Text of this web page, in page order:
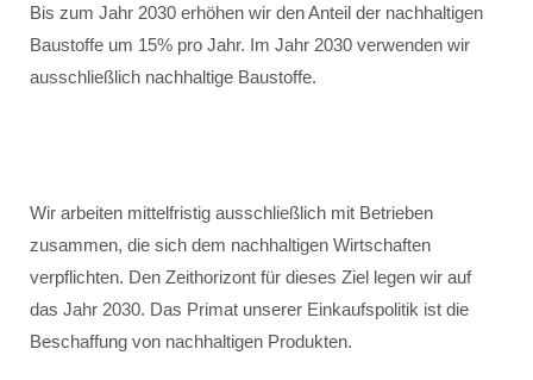
Bis zum Jahr 2030 erhöhen wir den Anteil der nachhaltigen
Baustoffe um 15% pro Jahr. Im Jahr 2030 verwenden wir
ausschließlich nachhaltige Baustoffe.
Wir arbeiten mittelfristig ausschließlich mit Betrieben
zusammen, die sich dem nachhaltigen Wirtschaften
verpflichten. Den Zeithorizont für dieses Ziel legen wir auf
das Jahr 2030. Das Primat unserer Einkaufspolitik ist die
Beschaffung von nachhaltigen Produkten.